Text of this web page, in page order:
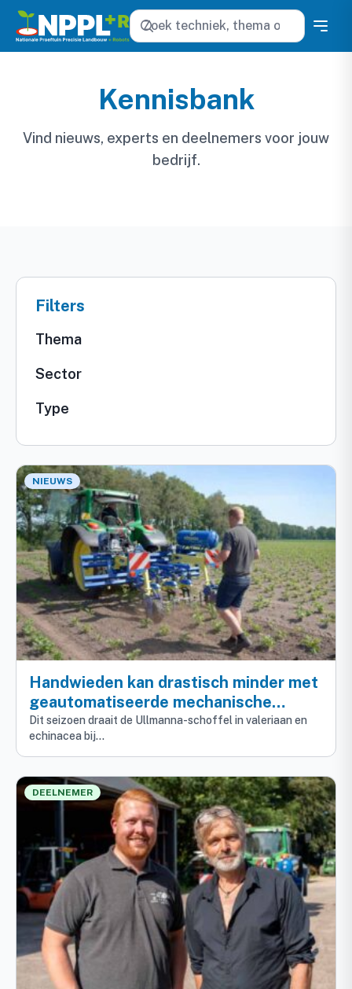
Zoeken
Kennisbank
Vind nieuws, experts en deelnemers voor jouw
bedrijf.
Filters
Thema
Sector
Type
NIEUWS
Handwieden kan drastisch minder met
geautomatiseerde mechanische
onkruidbestrijding
Dit seizoen draait de Ullmanna-schoffel in valeriaan en
echinacea bij…
DEELNEMER